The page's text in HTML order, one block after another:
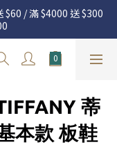
$60 / 滿 $4000 送 $300
$60 / 滿 $4000 送 $300
讓你買到爆
/ 滿 $4000 送 $300
蒂
本款 板鞋